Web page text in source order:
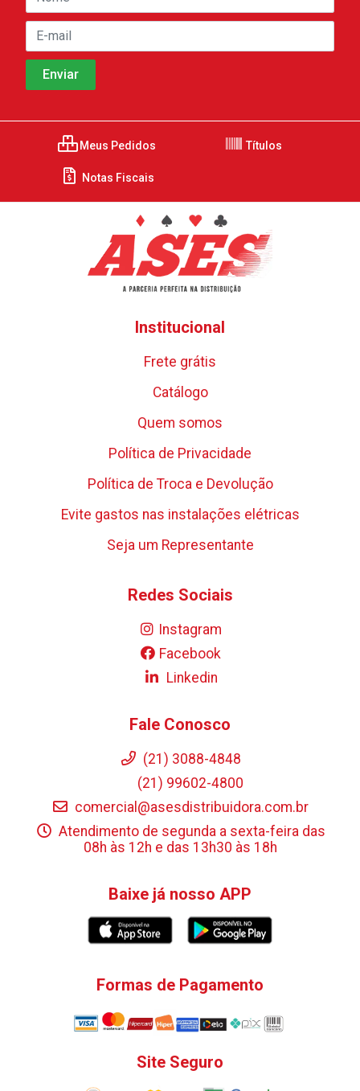
Meus Pedidos Títulos
Notas Fiscais
Institucional
Frete grátis
Catálogo
Quem somos
Política de Privacidade
Política de Troca e Devolução
Evite gastos nas instalações elétricas
Seja um Representante
Redes Sociais
Instagram
Facebook
Linkedin
Fale Conosco
(21) 3088-4848
(21) 99602-4800
comercial@asesdistribuidora.com.br
Atendimento de segunda a sexta-feira das
08h às 12h e das 13h30 às 18h
Baixe já nosso APP
Formas de Pagamento
Site Seguro